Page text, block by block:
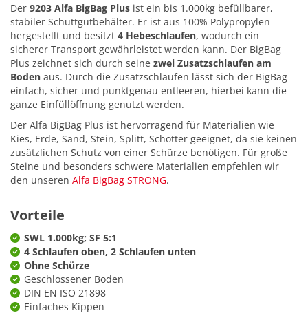
Der 9203 Alfa BigBag Plus ist ein bis 1.000kg befüllbarer,
stabiler Schuttgutbehälter. Er ist aus 100% Polypropylen
hergestellt und besitzt 4 Hebeschlaufen, wodurch ein
sicherer Transport gewährleistet werden kann. Der BigBag
Plus zeichnet sich durch seine zwei Zusatzschlaufen am
Boden aus. Durch die Zusatzschlaufen lässt sich der BigBag
einfach, sicher und punktgenau entleeren, hierbei kann die
ganze Einfüllöffnung genutzt werden.
Der Alfa BigBag Plus ist hervorragend für Materialien wie
Kies, Erde, Sand, Stein, Splitt, Schotter geeignet, da sie keinen
zusätzlichen Schutz von einer Schürze benötigen. Für große
Steine und besonders schwere Materialien empfehlen wir
den unseren Alfa BigBag STRONG.
Vorteile
SWL 1.000kg; SF 5:1
4 Schlaufen oben, 2 Schlaufen unten
Ohne Schürze
Geschlossener Boden
DIN EN ISO 21898
Einfaches Kippen